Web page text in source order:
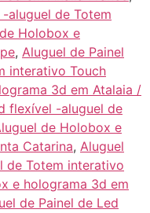
aluguel de Totem
Holobox e
, Aluguel de Painel
interativo Touch
3d em Atalaia /
flexível -aluguel de
de Holobox e
Catarina, Aluguel
de Totem interativo
e holograma 3d em
de Painel de Led